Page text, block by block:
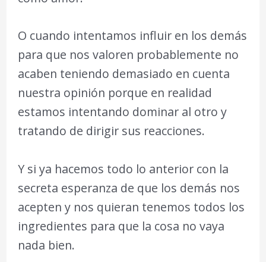
O cuando intentamos influir en los demás
para que nos valoren probablemente no
acaben teniendo demasiado en cuenta
nuestra opinión porque en realidad
estamos intentando dominar al otro y
tratando de dirigir sus reacciones.
Y si ya hacemos todo lo anterior con la
secreta esperanza de que los demás nos
acepten y nos quieran tenemos todos los
ingredientes para que la cosa no vaya
nada bien.